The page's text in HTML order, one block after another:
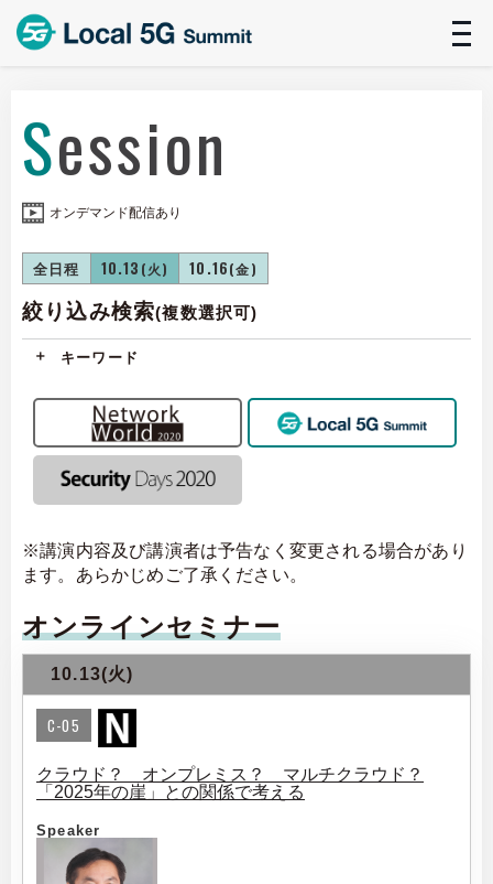
Session
全日程 10.13 (火) 10.16(金)
オンデマンド配信あり
絞り込み検索(複数選択可)
キーワード
※講演内容及び講演者は予告なく変更される場合があり
ます。あらかじめご了承ください。
オンラインセミナー
10.13(火)
C-05
クラウド？ オンプレミス？ マルチクラウド？
「2025年の崖」との関係で考える
Speaker